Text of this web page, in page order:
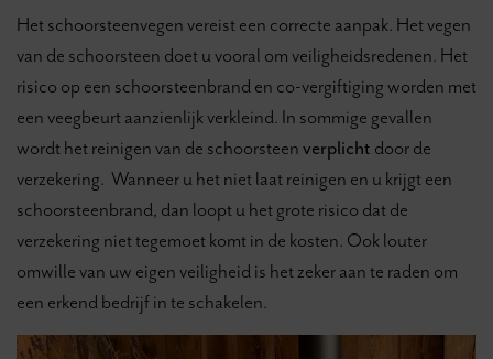
Het schoorsteenvegen vereist een correcte aanpak. Het vegen
van de schoorsteen doet u vooral om veiligheidsredenen. Het
risico op een schoorsteenbrand en co-vergiftiging worden met
een veegbeurt aanzienlijk verkleind. In sommige gevallen
wordt het reinigen van de schoorsteenverplicht door de
verzekering. Wanneer u het niet laat reinigen en u krijgt een
schoorsteenbrand, dan loopt u het grote risico dat de
verzekering niet tegemoet komt in de kosten. Ook louter
omwille van uw eigen veiligheid is het zeker aan te raden om
een erkend bedrijf in te schakelen.